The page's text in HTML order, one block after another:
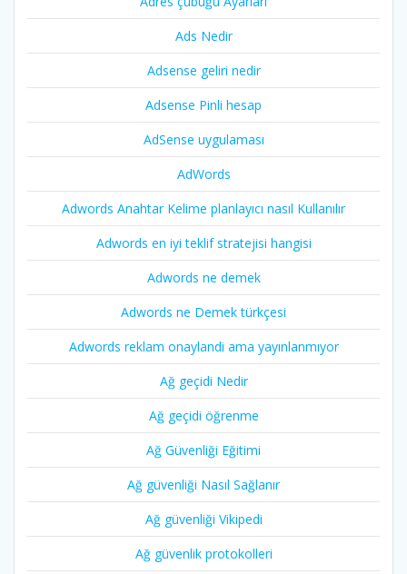
Ads Nedir
Adsense geliri nedir
Adsense Pinli hesap
AdSense uygulaması
AdWords
Adwords Anahtar Kelime planlayıcı nasıl Kullanılır
Adwords en iyi teklif stratejisi hangisi
Adwords ne demek
Adwords ne Demek türkçesi
Adwords reklam onaylandi ama yayınlanmıyor
Ağ geçidi Nedir
Ağ geçidi öğrenme
Ağ Güvenliği Eğitimi
Ağ güvenliği Nasıl Sağlanır
Ağ güvenliği Vikipedi
Ağ güvenlik protokolleri